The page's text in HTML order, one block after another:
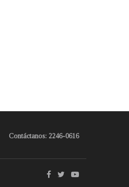
Contáctanos: 2246-0616